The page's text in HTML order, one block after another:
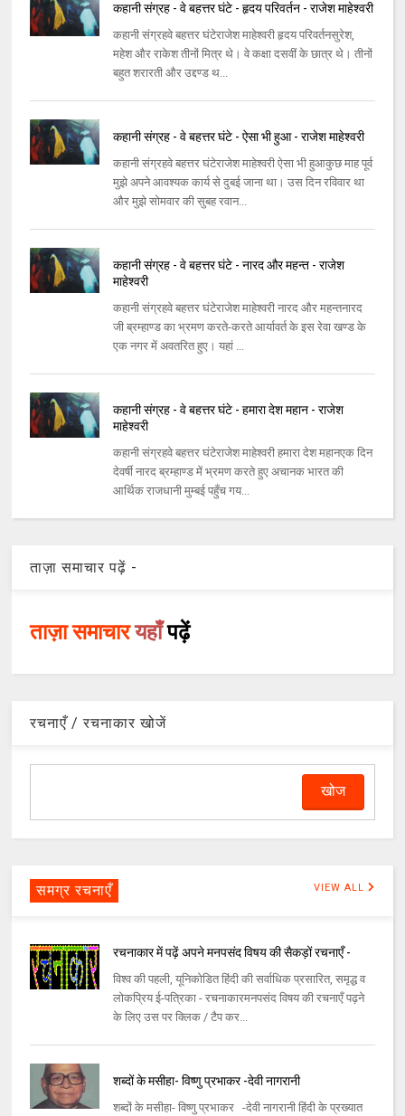
कहानी संग्रह - वे बहत्तर घंटे - हृदय परिवर्तन - राजेश माहेश्वरी
कहानी संग्रहवे बहत्तर घंटेराजेश माहेश्वरी हृदय परिवर्तनसुरेश,
महेश और राकेश तीनों मित्र थे। वे कक्षा दसवीं के छात्र थे। तीनों
बहुत शरारती और उद्दण्ड थ...
कहानी संग्रह - वे बहत्तर घंटे - ऐसा भी हुआ - राजेश माहेश्वरी
कहानी संग्रहवे बहत्तर घंटेराजेश माहेश्वरी ऐसा भी हुआकुछ माह पूर्व
मुझे अपने आवश्यक कार्य से दुबई जाना था। उस दिन रविवार था
और मुझे सोमवार की सुबह रवान...
कहानी संग्रह - वे बहत्तर घंटे - नारद और महन्त - राजेश
माहेश्वरी
कहानी संग्रहवे बहत्तर घंटेराजेश माहेश्वरी नारद और महन्तनारद
जी ब्रम्हाण्ड का भ्रमण करते-करते आर्यावर्त के इस रेवा खण्ड के
एक नगर में अवतरित हुए। यहां ...
कहानी संग्रह - वे बहत्तर घंटे - हमारा देश महान - राजेश
माहेश्वरी
कहानी संग्रहवे बहत्तर घंटेराजेश माहेश्वरी हमारा देश महानएक दिन
देवर्षी नारद ब्रम्हाण्ड में भ्रमण करते हुए अचानक भारत की
आर्थिक राजधानी मुम्बई पहुँच गय...
ताज़ा समाचार पढ़ें -
ताज़ा समाचारयहाँपढ़ें
रचनाएँ / रचनाकार खोजें
समग्र रचनाएँ VIEW ALL
रचनाकार में पढ़ें अपने मनपसंद विषय की सैकड़ों रचनाएँ -
विश्व की पहली, यूनिकोडित हिंदी की सर्वाधिक प्रसारित, समृद्ध व
लोकप्रिय ई-पत्रिका - रचनाकारमनपसंद विषय की रचनाएँ पढ़ने
के लिए उस पर क्लिक / टैप कर...
शब्दों के मसीहा- विष्णु प्रभाकर -देवी नागरानी
शब्दों के मसीहा- विष्णु प्रभाकर -देवी नागरानी हिंदी के प्रख्यात